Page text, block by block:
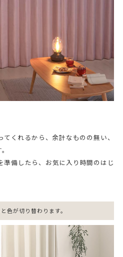
くれるから、余計なものの無い、
準備したら、お気に入り時間のはじ
色が切り替わります。